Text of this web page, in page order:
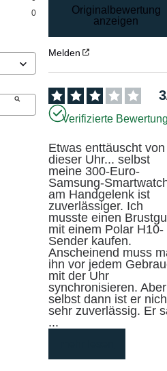
0
Originalbewertung
anzeigen
Melden
3
Verifizierte
Etwas enttäuscht von
dieser Uhr... selbst
meine 300-Euro-
Samsung-
am Handgelenk ist
zuverlässiger. Ich
musste einen
mit einem Polar H10-
Sender kaufen.
Anscheinend muss
ihn vor jedem
mit der Uhr
synchronisieren. Aber
selbst dann ist er
...